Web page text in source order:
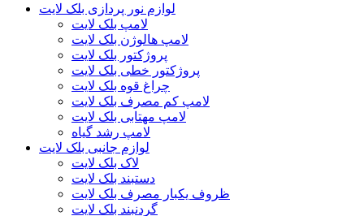
لوازم نور پردازی بلک لایت
لامپ بلک لایت
لامپ هالوژن بلک لایت
پروژکتور بلک لایت
پروژکتور خطی بلک لایت
چراغ قوه بلک لایت
لامپ کم مصرف بلک لایت
لامپ مهتابی بلک لایت
لامپ رشد گیاه
لوازم جانبی بلک لایت
لاک بلک لایت
دستبند بلک لایت
ظروف یکبار مصرف بلک لایت
گردنبند بلک لایت